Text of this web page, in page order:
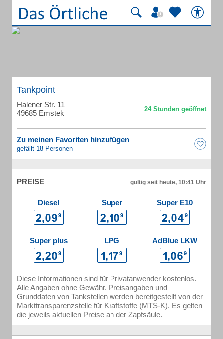
Tankpoint
Halener Str. 11
49685 Emstek
Zu meinen Favoriten hinzufügen
gefällt 18 Personen
PREISE gültig seit heute, 10:41 Uhr
Diesel Super Super E10
Super plus LPG AdBlue LKW
Diese Informationen sind für Privatanwender kostenlos.
Alle Angaben ohne Gewähr. Preisangaben und
Grunddaten von Tankstellen werden bereitgestellt von der
Markttransparenzstelle für Kraftstoffe (MTS-K). Es gelten
die jeweils aktuellen Preise an der Zapfsäule.